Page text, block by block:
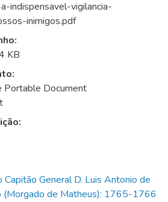
indispensavel-vigilancia-
inimigos.pdf
KB
Portable Document
General D. Luis Antonio de
(Morgado de Matheus): 1765-1766